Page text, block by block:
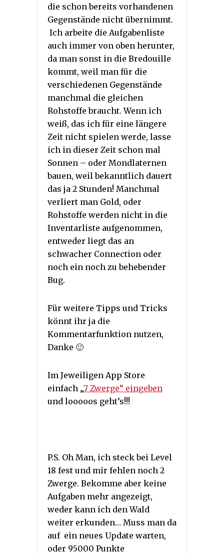
die schon bereits vorhandenen
Gegenstände nicht übernimmt.
Ich arbeite die Aufgabenliste
auch immer von oben herunter,
da man sonst in die Bredouille
kommt, weil man für die
verschiedenen Gegenstände
manchmal die gleichen
Rohstoffe braucht. Wenn ich
weiß, das ich für eine längere
Zeit nicht spielen werde, lasse
ich in dieser Zeit schon mal
Sonnen – oder Mondlaternen
bauen, weil bekanntlich dauert
das ja 2 Stunden! Manchmal
verliert man Gold, oder
Rohstoffe werden nicht in die
Inventarliste aufgenommen,
entweder liegt das an
schwacher Connection oder
noch ein noch zu behebender
Bug.
Für weitere Tipps und Tricks
könnt ihr ja die
Kommentarfunktion nutzen,
Danke 🙂
Im Jeweiligen App Store
einfach „7 Zwerge“ eingeben
und looooos geht’s!!!
P.S. Oh Man, ich steck bei Level
18 fest und mir fehlen noch 2
Zwerge. Bekomme aber keine
Aufgaben mehr angezeigt,
weder kann ich den Wald
weiter erkunden… Muss man da
auf ein neues Update warten,
oder 95000 Punkte